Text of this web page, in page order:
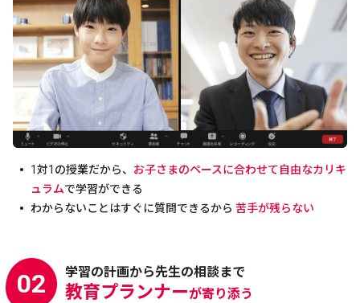
1対1の授業だから、 お子さまのペースに合わせて自由なカリキ
ュラムで学習ができる
わからないことはすぐに質問できるから 苦手が残らない
02 学習の計画から先生の相談まで
教育プランナーが寄り添う